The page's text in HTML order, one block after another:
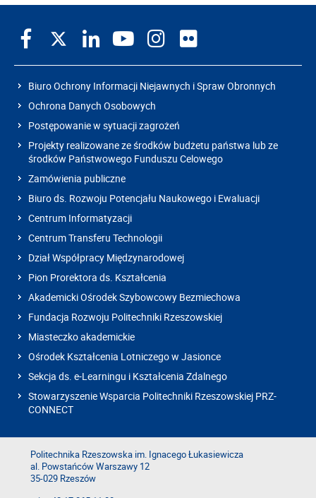
Biuro Ochrony Informacji Niejawnych i Spraw Obronnych
Ochrona Danych Osobowych
Postępowanie w sytuacji zagrożeń
Projekty realizowane ze środków budżetu państwa lub ze
środków Państwowego Funduszu Celowego
Zamówienia publiczne
Biuro ds. Rozwoju Potencjału Naukowego i Ewaluacji
Centrum Informatyzacji
Centrum Transferu Technologii
Dział Współpracy Międzynarodowej
Pion Prorektora ds. Kształcenia
Akademicki Ośrodek Szybowcowy Bezmiechowa
Fundacja Rozwoju Politechniki Rzeszowskiej
Miasteczko akademickie
Ośrodek Kształcenia Lotniczego w Jasionce
Sekcja ds. e-Learningu i Kształcenia Zdalnego
Stowarzyszenie Wsparcia Politechniki Rzeszowskiej PRZ-
CONNECT
Politechnika Rzeszowska im. Ignacego Łukasiewicza
al. Powstańców Warszawy 12
35-029 Rzeszów